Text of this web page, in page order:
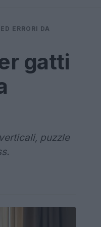
ERRORI DA
gatti
puzzle